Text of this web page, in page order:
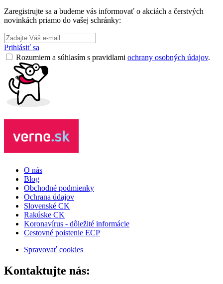
Zaregistrujte sa a budeme vás informovať o akciách a čerstvých
novinkách priamo do vašej schránky:
Prihlásiť sa
Rozumiem a súhlasím s pravidlami ochrany osobných údajov.
O nás
Blog
Obchodné podmienky
Ochrana údajov
Slovenské CK
Rakúske CK
Koronavírus - dôležité informácie
Cestovné poistenie ECP
Spravovať cookies
Kontaktujte nás: